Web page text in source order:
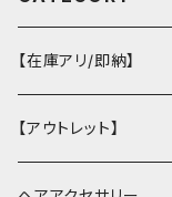
【在庫アリ/即納】
【アウトレット】